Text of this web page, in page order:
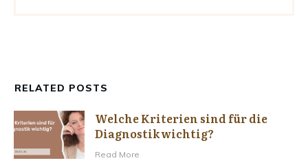
RELATED POSTS
Welche Kriterien sind für die
Diagnostik wichtig?
Read More